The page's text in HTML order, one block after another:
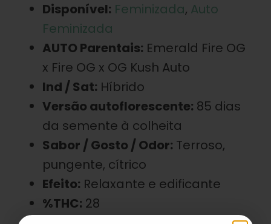
Disponível: Feminizada, Auto
Feminizada
AUTO Parentais: Emerald Fire OG
x Fire OG x OG Kush Auto
Ind / Sat: Híbrido
Versão autoflorescente: 85 dias
da semente à colheita
Sabor / Gosto / Odor: Terroso,
pungente, cítrico
Efeito: Relaxante e edificante
%THC: 28